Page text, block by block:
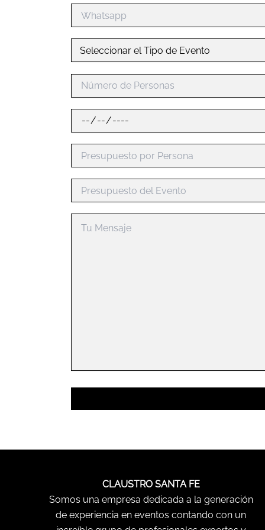
CLAUSTRO SANTA FE
Somos una empresa dedicada a la generación
de experiencia en eventos contando con un